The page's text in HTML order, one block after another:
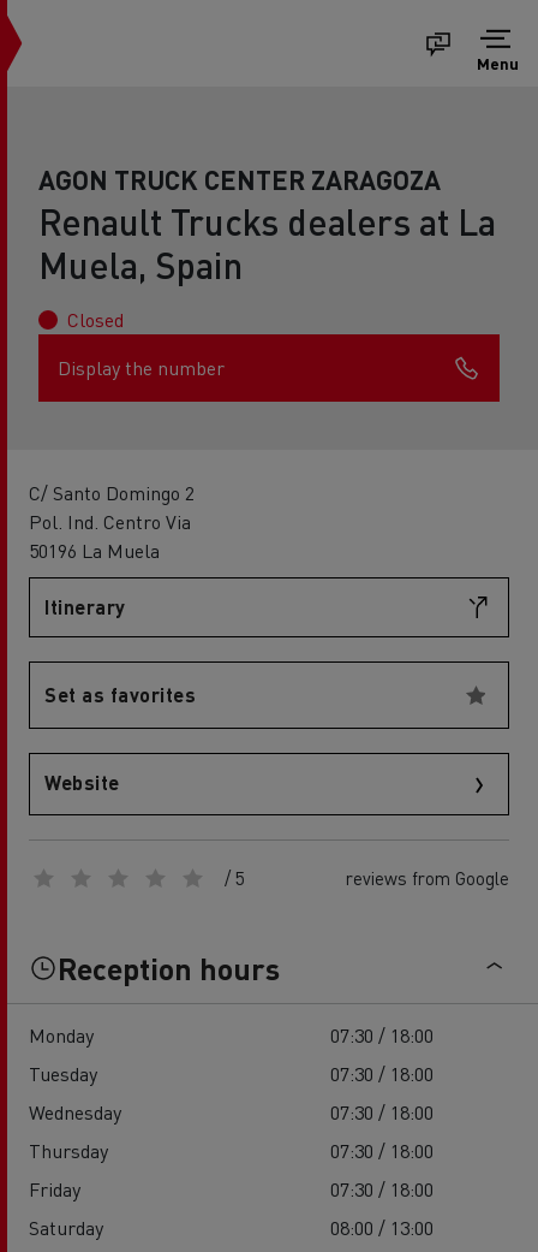
Menu
AGON TRUCK CENTER ZARAGOZA
Renault Trucks dealers at La
Muela, Spain
Closed
Display the number
C/ Santo Domingo 2
Pol. Ind. Centro Via
50196 La Muela
Itinerary
Set as favorites
Website
/ 5 reviews from Google
Reception hours
Monday
07:30 / 18:00
Tuesday
07:30 / 18:00
Wednesday
07:30 / 18:00
Thursday
07:30 / 18:00
Friday
07:30 / 18:00
Saturday
08:00 / 13:00